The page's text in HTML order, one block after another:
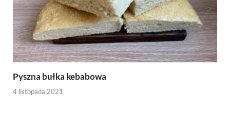
Pyszna bułka kebabowa
4 listopada 2021